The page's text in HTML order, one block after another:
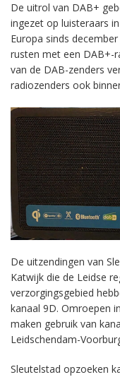
De uitrol van DAB+
ingezet op luisteraars
Europa sinds
rusten met een DAB+-
van de DAB-zenders
radiozenders ook
De uitzendingen van
Katwijk die de Leidse
verzorgingsgebied
kanaal 9D. Omroepen
maken gebruik van
Leidschendam-
Sleutelstad opzoeken